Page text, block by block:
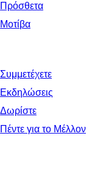
Πρόσθετα
Μοτίβα
Συμμετέχετε
Εκδηλώσεις
Δωρίστε
Πέντε για το Μέλλον